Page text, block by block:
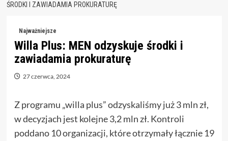
ŚRODKI I ZAWIADAMIA PROKURATURĘ
Najważniejsze
Willa Plus: MEN odzyskuje środki i
zawiadamia prokuraturę
27 czerwca, 2024
Z programu „willa plus” odzyskaliśmy już 3 mln zł,
w decyzjach jest kolejne 3,2 mln zł. Kontroli
poddano 10 organizacji, które otrzymały łącznie 19